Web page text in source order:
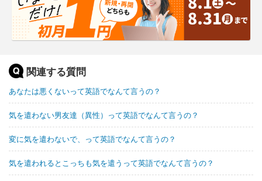
関連する質問
あなたは悪くないって英語でなんて言うの？
気を遣わない男友達（異性）って英語でなんて言うの？
変に気を遣わないで、って英語でなんて言うの？
気を遣われるとこっちも気を遣うって英語でなんて言うの？